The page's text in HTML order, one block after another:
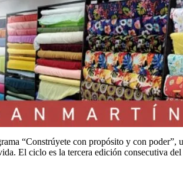
“Constrúyete con propósito y con
El ciclo es la tercera edición consecutiva